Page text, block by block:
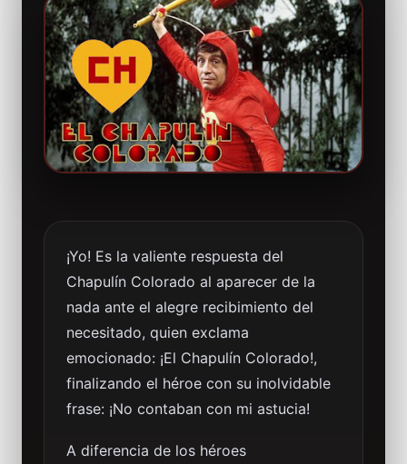
¡Yo! Es la valiente respuesta del
Chapulín Colorado al aparecer de la
nada ante el alegre recibimiento del
necesitado, quien exclama
emocionado: ¡El Chapulín Colorado!,
finalizando el héroe con su inolvidable
frase: ¡No contaban con mi astucia!
A diferencia de los héroes